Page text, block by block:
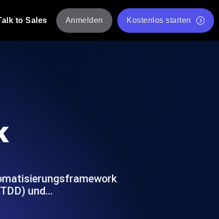
to Sales Anmelden Kostenlos starten
und…